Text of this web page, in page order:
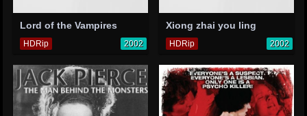
Lord of the Vampires
HDRip 2002
Xiong zhai you ling
HDRip 2002